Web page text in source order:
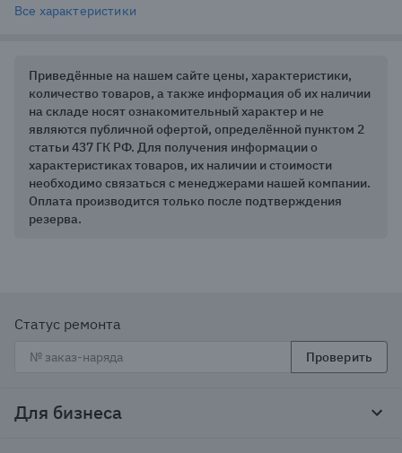
Все характеристики
Приведённые на нашем сайте цены, характеристики,
количество товаров, а также информация об их наличии
на складе носят ознакомительный характер и не
являются публичной офертой, определённой пунктом 2
статьи 437 ГК РФ. Для получения информации о
характеристиках товаров, их наличии и стоимости
необходимо связаться с менеджерами нашей компании.
Оплата производится только после подтверждения
резерва.
Статус ремонта
Проверить
Для бизнеса